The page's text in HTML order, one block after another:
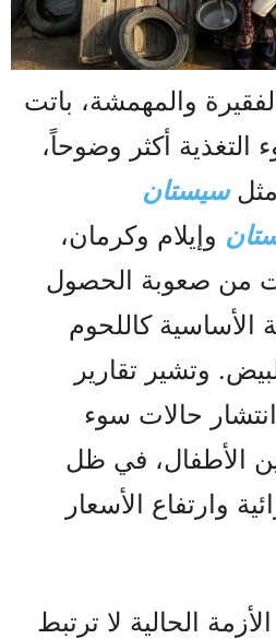
والمهمشة، باتت
أكثر وضوحاً،
سيستان
وإيلام وكرمان،
من صعوبة الحصول
الأساسية كاللحوم
وتشير تقارير
حالات سوء
الأطفال، في ظل
وارتفاع الأسعار
الحالية لا ترتبط